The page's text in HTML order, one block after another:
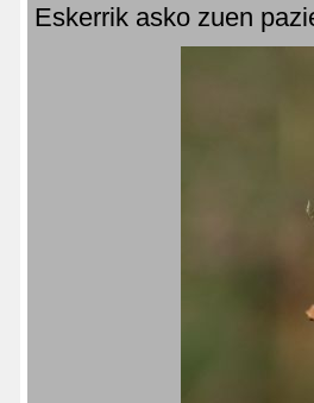
Eskerrik asko zuen